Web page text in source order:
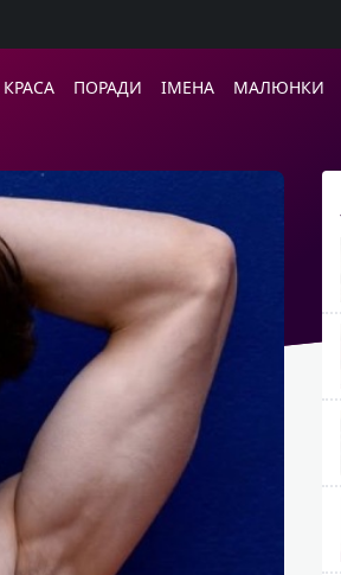
ПОРАДИ ІМЕНА МАЛЮНКИ